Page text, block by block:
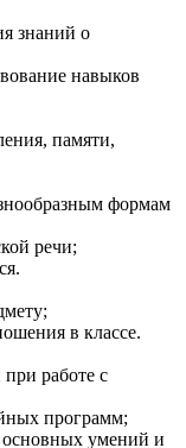
знаний о
навыков
памяти,
формам
речи;
в классе.
работе с
программ;
умений и